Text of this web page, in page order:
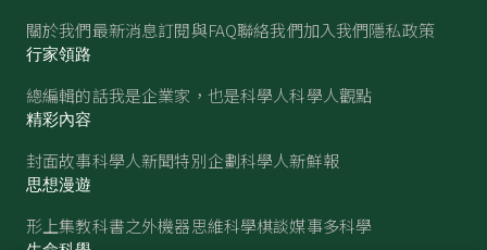
關於我們最新消息訂閱與FAQ聯絡我們加入我們隱私政策
行家領路
總編輯的話我是企業家，也是科學人科學人觀點
精彩內容
封面故事科學人新聞特別企劃科學人新鮮報
思想漫遊
形上集教科書之外機器思維科學棋談媒事多科學